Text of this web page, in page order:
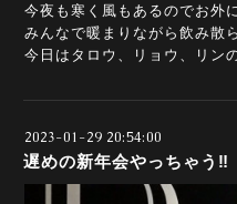
今夜も寒く風もあるのでお外
みんなで暖まりながら飲み散
今日はタロウ、リョウ、リン
2023-01-29 20:54:00
遅めの新年会やっちゃう‼️